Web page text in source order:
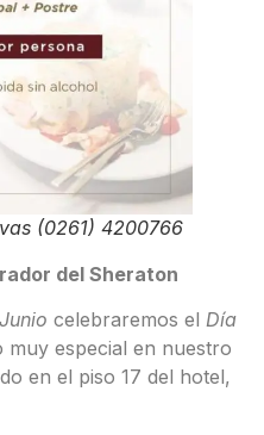
(0261) 4200766
del Sheraton
celebraremos el Día
especial en nuestro
en el piso 17 del hotel,